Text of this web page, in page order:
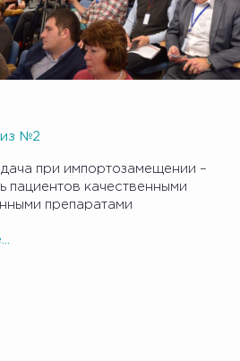
№2
при импортозамещении –
пациентов качественными
препаратами